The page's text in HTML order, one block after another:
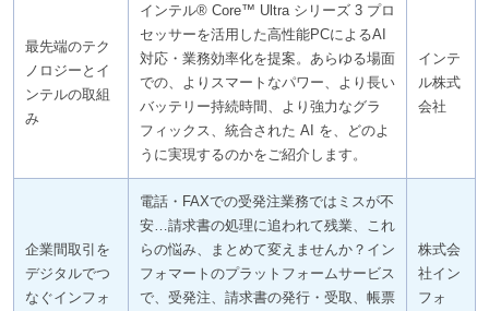
最先端のテク
ノロジーとイ
ンテルの取組
み
インテル® Core™ Ultra シリーズ 3 プロ
セッサーを活用した高性能PCによるAI
対応・業務効率化を提案。あらゆる場面
での、よりスマートなパワー、より長い
バッテリー持続時間、より強力なグラ
フィックス、統合された AI を、どのよ
うに実現するのかをご紹介します。
インテ
ル株式
会社
企業間取引を
デジタルでつ
なぐインフォ
電話・FAXでの受発注業務ではミスが不
安…請求書の処理に追われて残業、これ
らの悩み、まとめて変えませんか？イン
フォマートのプラットフォームサービス
で、受発注、請求書の発行・受取、帳票
株式会
社イン
フォ